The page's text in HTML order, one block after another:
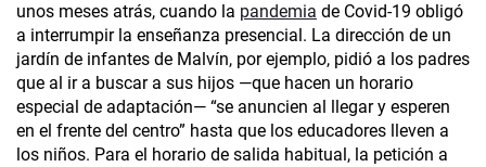
unos meses atrás, cuando la pandemia de Covid-19 obligó
a interrumpir la enseñanza presencial. La dirección de un
jardín de infantes de Malvín, por ejemplo, pidió a los padres
que al ir a buscar a sus hijos —que hacen un horario
especial de adaptación— “se anuncien al llegar y esperen
en el frente del centro” hasta que los educadores lleven a
los niños. Para el horario de salida habitual, la petición a